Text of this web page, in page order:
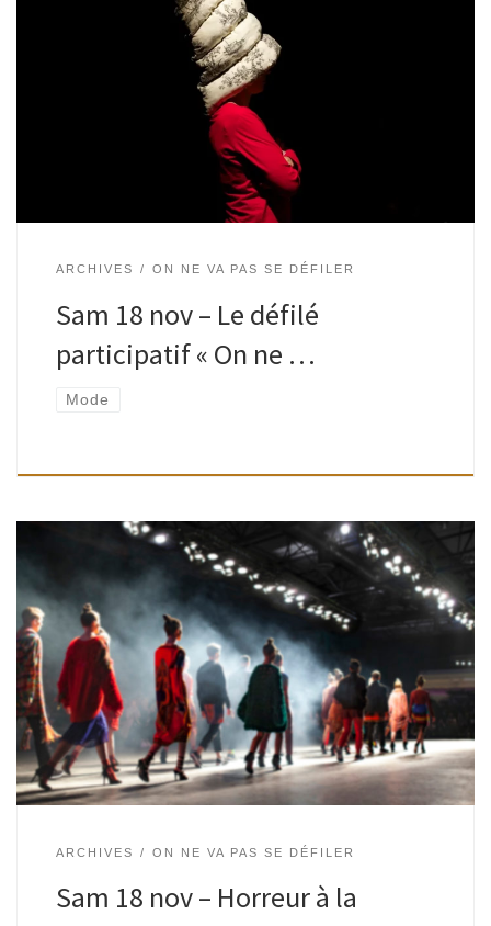
Festif et ludique, le grand défilé décalé des créations
seconde main avec des créateurs professionnels, des
particuliers qui se sont prêtés au jeu en créant des pièces
ARCHIVES ON NE VA PAS SE DÉFILER
Sam 18 nov – Le défilé
participatif « On ne …
Mode
Horreur à la Fashion Week : Jeu de rôle dans le milieu de la
mode Fraîchement arrivé·e à la DGSE, vous êtes chargé·e
pour votre première mission d’assurer la sécurité […]
ARCHIVES ON NE VA PAS SE DÉFILER
Sam 18 nov – Horreur à la